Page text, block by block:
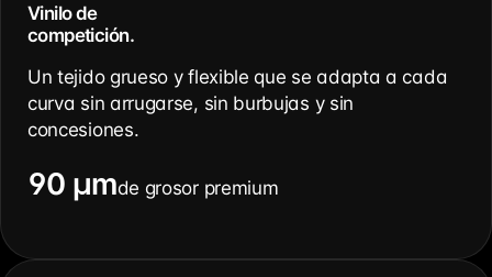
Vinilo de
competición.
Un tejido grueso y flexible que se adapta a cada
curva sin arrugarse, sin burbujas y sin
concesiones.
90 µmde grosor premium